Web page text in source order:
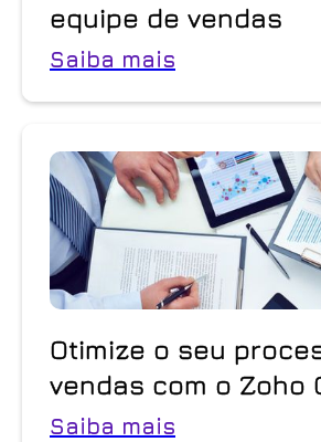
equipe de vendas
Saiba mais
Otimize o seu
vendas com o Zoho
Saiba mais